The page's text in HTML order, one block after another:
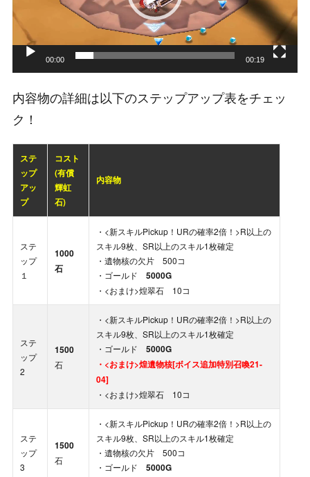
ー
ヤ
ー
00:00 00:19
内容物の詳細は以下のステップアップ表をチェッ
ク！
ステ
ップ
アッ
プ
コスト
(有償
輝虹
石)
内容物
ステ
ップ
１
1000
石
・<新スキルPickup！URの確率2倍！>R以上の
スキル9枚、SR以上のスキル1枚確定
・遺物核の欠片 500コ
・ゴールド 5000G
・<おまけ>煌翠石 10コ
ステ
ップ
2
1500
石
・<新スキルPickup！URの確率2倍！>R以上の
スキル9枚、SR以上のスキル1枚確定
・ゴールド 5000G
・<おまけ>煌遺物核[ボイス追加特別召喚21-
04]
・<おまけ>煌翠石 10コ
ステ
ップ
3
1500
石
・<新スキルPickup！URの確率2倍！>R以上の
スキル9枚、SR以上のスキル1枚確定
・遺物核の欠片 500コ
・ゴールド 5000G